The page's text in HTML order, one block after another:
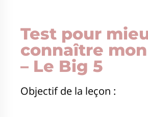
Test pour
connaître
– Le Big 5
Objectif de la leçon :